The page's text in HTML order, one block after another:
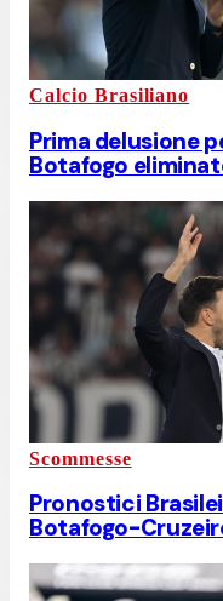
Calcio Brasiliano
Prima delusione
Botafogo
Scommesse
Pronostici
Botafogo-